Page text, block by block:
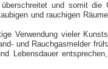
und somit die
und rauchigen
Verwendung vieler
und Rauchgasmelder
Lebensdauer